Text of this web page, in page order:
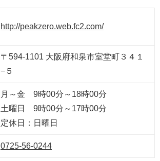
http://peakzero.web.fc2.com/
〒594-1101 大阪府和泉市室堂町３４１
−５
月～金 9時00分～18時00分
土曜日 9時00分～17時00分
定休日：日曜日
0725-56-0244